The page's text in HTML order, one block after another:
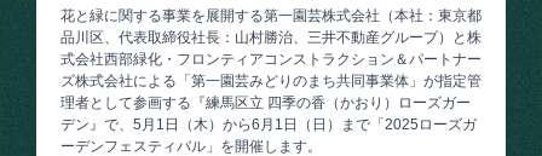
花と緑に関する事業を展開する第一園芸株式会社（本社：東京都
品川区、代表取締役社長：山村勝治、三井不動産グループ）と株
式会社西部緑化・フロンティアコンストラクション＆パートナー
ズ株式会社による「第一園芸みどりのまち共同事業体」が指定管
理者として参画する『練馬区立 四季の香（かおり）ローズガー
デン』で、5月1日（木）から6月1日（日）まで「2025ローズガ
ーデンフェスティバル」を開催します。